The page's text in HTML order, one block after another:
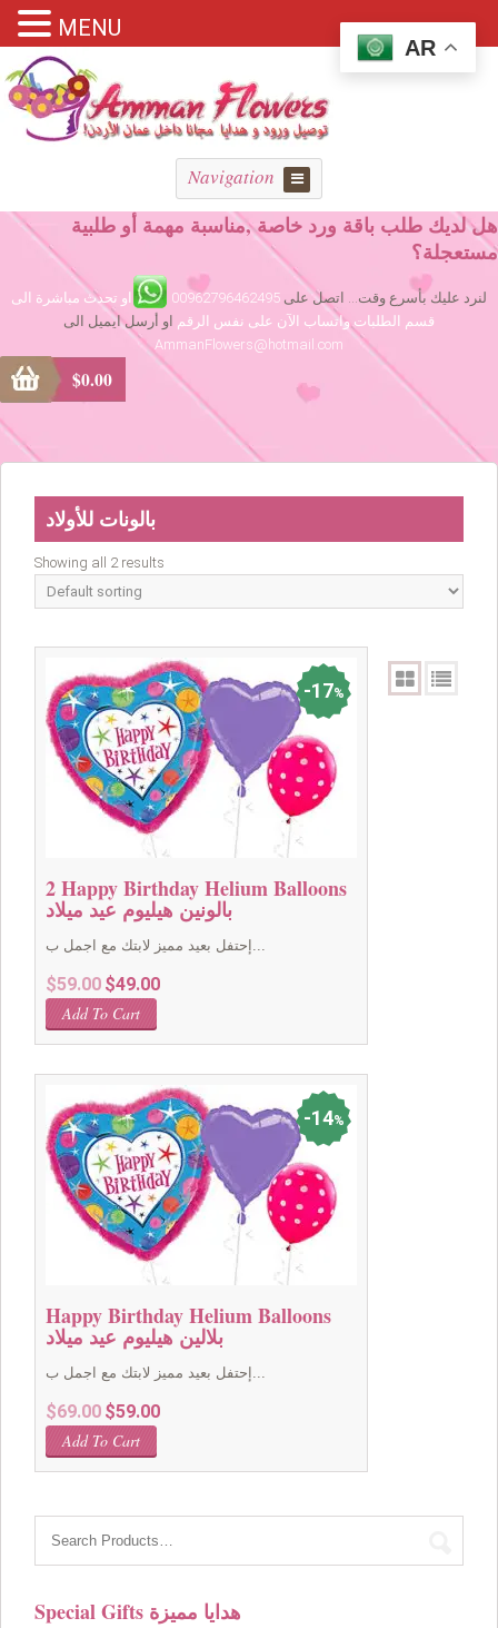
Navigation
هل لديك طلب باقة ورد خاصة ,مناسبة مهمة أو طلبية
مستعجلة؟
لنرد عليك بأسرع وقت... اتصل على 00962796462495
او تحدث مباشرة الى
قسم الطلبات واتساب الآن على نفس الرقم او أرسل ايميل الى
AmmanFlowers@hotmail.com
$0.00
بالونات للأولاد
Showing all 2 results
17%
2 Happy Birthday Helium Balloons
بالونين هيليوم عيد ميلاد
إحتفل بعيد مميز لابتك مع اجمل ب...
$59.00 Original
price
was:
$49.00Current
Add To Cart
14%
Happy Birthday Helium Balloons
بلالين هيليوم عيد ميلاد
إحتفل بعيد مميز لابتك مع اجمل ب...
$69.00 Original
price
was:
$59.00Current
Add To Cart
Special Gifts هدايا مميزة
AR
MENU